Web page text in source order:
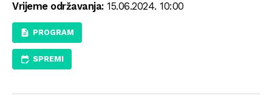
Vrijeme održavanja:15.06.2024. 10:00
PROGRAM
SPREMI